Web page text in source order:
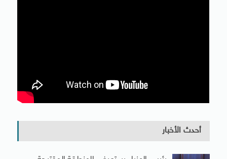
أحدث الأخبار